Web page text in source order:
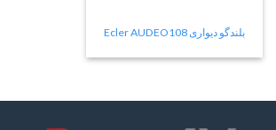
بلندگو دیواری Ecler AUDEO108